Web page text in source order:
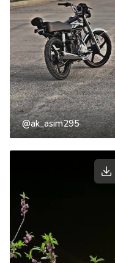
@ak_asim295